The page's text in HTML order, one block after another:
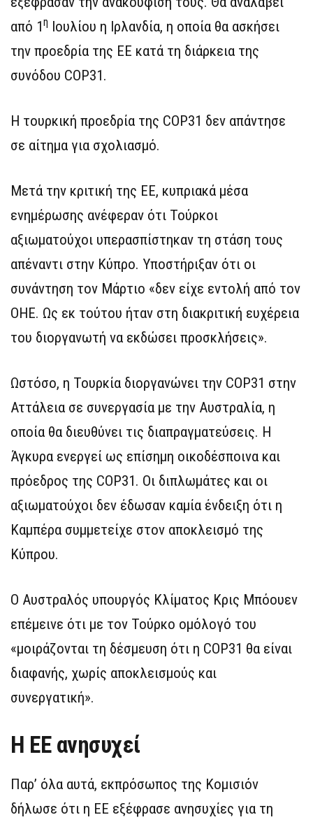
από 1η Ιουλίου η Ιρλανδία, η οποία θα ασκήσει
την προεδρία της ΕΕ κατά τη διάρκεια της
συνόδου COP31.
Η τουρκική προεδρία της COP31 δεν απάντησε
σε αίτημα για σχολιασμό.
Μετά την κριτική της ΕΕ, κυπριακά μέσα
ενημέρωσης ανέφεραν ότι Τούρκοι
αξιωματούχοι υπερασπίστηκαν τη στάση τους
απέναντι στην Κύπρο. Υποστήριξαν ότι οι
συνάντηση τον Μάρτιο «δεν είχε εντολή από τον
ΟΗΕ. Ως εκ τούτου ήταν στη διακριτική ευχέρεια
του διοργανωτή να εκδώσει προσκλήσεις».
Ωστόσο, η Τουρκία διοργανώνει την COP31 στην
Αττάλεια σε συνεργασία με την Αυστραλία, η
οποία θα διευθύνει τις διαπραγματεύσεις. Η
Άγκυρα ενεργεί ως επίσημη οικοδέσποινα και
πρόεδρος της COP31. Οι διπλωμάτες και οι
αξιωματούχοι δεν έδωσαν καμία ένδειξη ότι η
Καμπέρα συμμετείχε στον αποκλεισμό της
Κύπρου.
Ο Αυστραλός υπουργός Κλίματος Κρις Μπόουεν
επέμεινε ότι με τον Τούρκο ομόλογό του
«μοιράζονται τη δέσμευση ότι η COP31 θα είναι
διαφανής, χωρίς αποκλεισμούς και
συνεργατική».
Η ΕΕ ανησυχεί
Παρ’ όλα αυτά, εκπρόσωπος της Κομισιόν
δήλωσε ότι η ΕΕ εξέφρασε ανησυχίες για τη